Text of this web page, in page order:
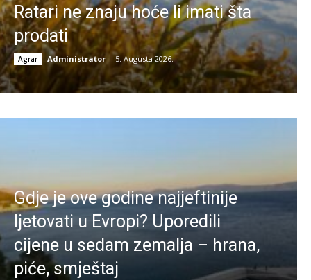
Ratari ne znaju hoće li imati šta
prodati
Agrar Administrator - 5. Augusta 2026.
Gdje je ove godine najjeftinije
ljetovati u Evropi? Uporedili
cijene u sedam zemalja – hrana,
piće, smještaj